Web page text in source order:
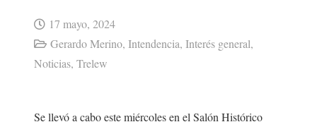
17 mayo, 2024
Gerardo Merino, Intendencia, Interés general,
Noticias, Trelew
Se llevó a cabo este miércoles en el Salón Histórico